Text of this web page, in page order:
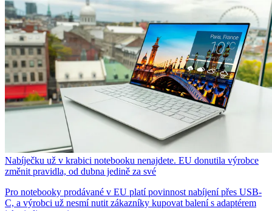
Nabíječku už v krabici notebooku nenajdete. EU donutila výrobce
změnit pravidla, od dubna jedině za své
Pro notebooky prodávané v EU platí povinnost nabíjení přes USB-
C, a výrobci už nesmí nutit zákazníky kupovat balení s adaptérem